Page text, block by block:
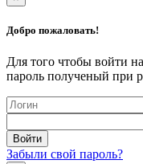
Добро пожаловать!
Для того чтобы войти
пароль полученый при
Забыли свой пароль?